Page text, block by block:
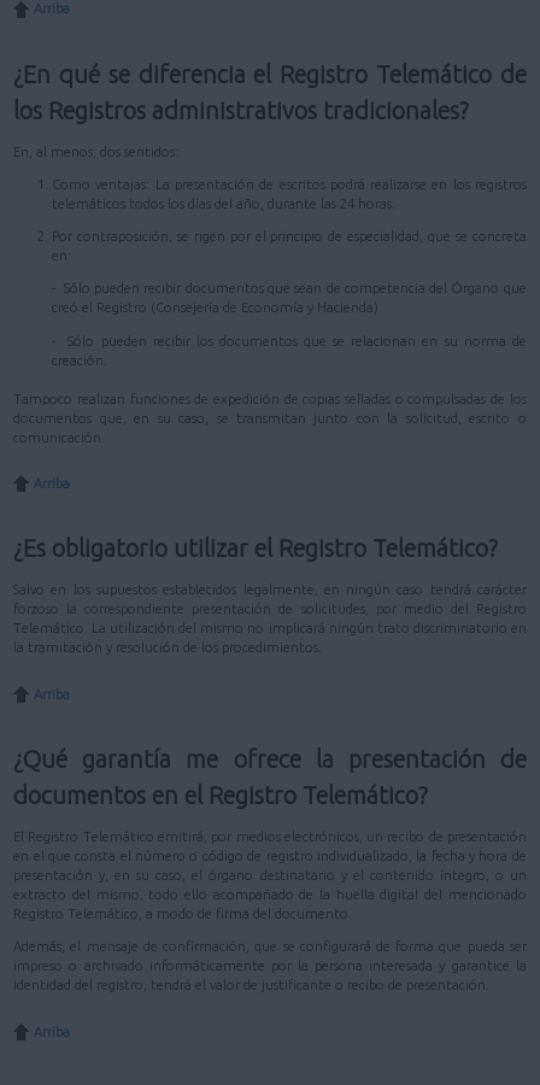
Arriba
¿En qué se diferencia el Registro Telemático de
los Registros administrativos tradicionales?
En, al menos, dos sentidos:
Como ventajas: La presentación de escritos podrá realizarse en los registros
telemáticos todos los días del año, durante las 24 horas.
Por contraposición, se rigen por el principio de especialidad, que se concreta
en:
- Sólo pueden recibir documentos que sean de competencia del Órgano que
creó el Registro (Consejería de Economía y Hacienda)
- Sólo pueden recibir los documentos que se relacionan en su norma de
creación.
Tampoco realizan funciones de expedición de copias selladas o compulsadas de los
documentos que, en su caso, se transmitan junto con la solicitud, escrito o
comunicación.
Arriba
¿Es obligatorio utilizar el Registro Telemático?
Salvo en los supuestos establecidos legalmente, en ningún caso tendrá carácter
forzoso la correspondiente presentación de solicitudes, por medio del Registro
Telemático. La utilización del mismo no implicará ningún trato discriminatorio en
la tramitación y resolución de los procedimientos.
Arriba
¿Qué garantía me ofrece la presentación de
documentos en el Registro Telemático?
El Registro Telemático emitirá, por medios electrónicos, un recibo de presentación
en el que consta el número o código de registro individualizado, la fecha y hora de
presentación y, en su caso, el órgano destinatario y el contenido íntegro, o un
extracto del mismo, todo ello acompañado de la huella digital del mencionado
Registro Telemático, a modo de firma del documento.
Además, el mensaje de confirmación, que se configurará de forma que pueda ser
impreso o archivado informáticamente por la persona interesada y garantice la
identidad del registro, tendrá el valor de justificante o recibo de presentación.
Arriba